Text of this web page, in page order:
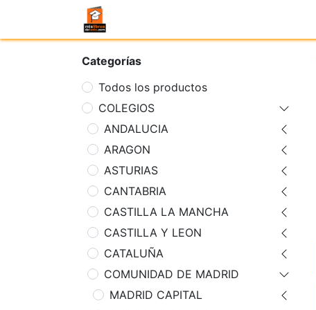
Categorías
Todos los productos
COLEGIOS
ANDALUCIA
ARAGON
ASTURIAS
CANTABRIA
CASTILLA LA MANCHA
CASTILLA Y LEON
CATALUÑA
COMUNIDAD DE MADRID
MADRID CAPITAL